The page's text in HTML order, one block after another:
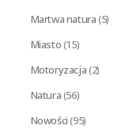
Martwa natura(5)
Miasto(15)
Motoryzacja(2)
Natura(56)
Nowości(95)